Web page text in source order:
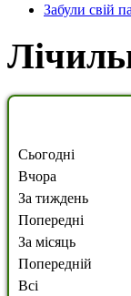
Забули свій
Сьогодні
Вчора
За тиждень
Попередні
За місяць
Попередній
Всі